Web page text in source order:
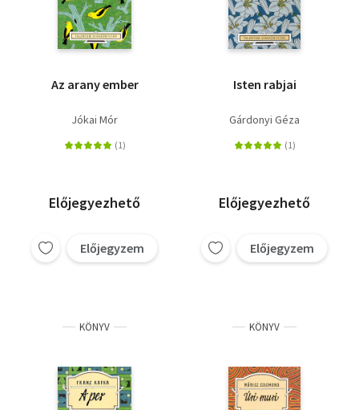
Az arany ember
Jókai Mór
Előjegyezhető
Előjegyzem
Isten rabjai
Gárdonyi Géza
Előjegyezhető
Előjegyzem
KÖNYV KÖNYV